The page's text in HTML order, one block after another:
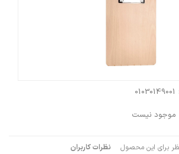
برای این محصول نظرات کاربران
01030149001
موجود نیست